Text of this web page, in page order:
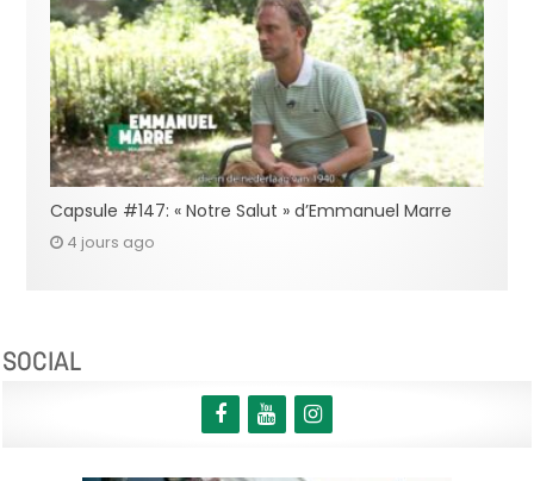
Capsule #147: « Notre Salut » d’Emmanuel Marre
4 jours ago
SOCIAL